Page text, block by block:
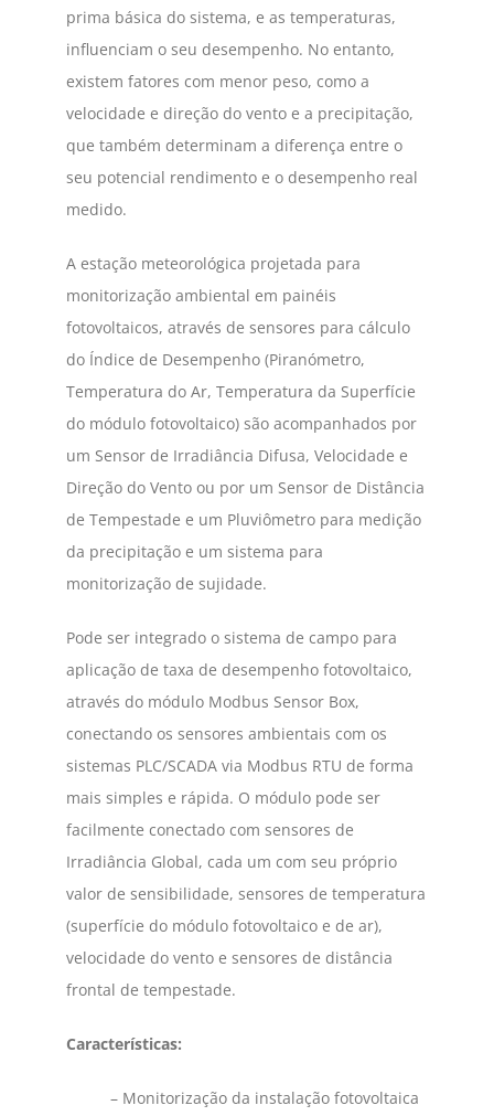
prima básica do sistema, e as temperaturas,
influenciam o seu desempenho. No entanto,
existem fatores com menor peso, como a
velocidade e direção do vento e a precipitação,
que também determinam a diferença entre o
seu potencial rendimento e o desempenho real
medido.
A estação meteorológica projetada para
monitorização ambiental em painéis
fotovoltaicos, através de sensores para cálculo
do Índice de Desempenho (Piranómetro,
Temperatura do Ar, Temperatura da Superfície
do módulo fotovoltaico) são acompanhados por
um Sensor de Irradiância Difusa, Velocidade e
Direção do Vento ou por um Sensor de Distância
de Tempestade e um Pluviômetro para medição
da precipitação e um sistema para
monitorização de sujidade.
Pode ser integrado o sistema de campo para
aplicação de taxa de desempenho fotovoltaico,
através do módulo Modbus Sensor Box,
conectando os sensores ambientais com os
sistemas PLC/SCADA via Modbus RTU de forma
mais simples e rápida. O módulo pode ser
facilmente conectado com sensores de
Irradiância Global, cada um com seu próprio
valor de sensibilidade, sensores de temperatura
(superfície do módulo fotovoltaico e de ar),
velocidade do vento e sensores de distância
frontal de tempestade.
Características:
– Monitorização da instalação fotovoltaica